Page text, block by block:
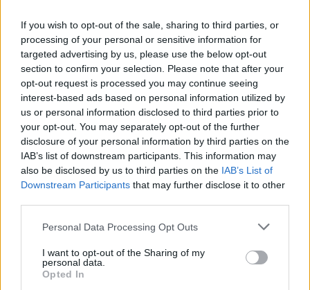
If you wish to opt-out of the sale, sharing to third parties, or
processing of your personal or sensitive information for
targeted advertising by us, please use the below opt-out
section to confirm your selection. Please note that after your
opt-out request is processed you may continue seeing
interest-based ads based on personal information utilized by
us or personal information disclosed to third parties prior to
your opt-out. You may separately opt-out of the further
disclosure of your personal information by third parties on the
IAB’s list of downstream participants. This information may
also be disclosed by us to third parties on the IAB’s List of
Downstream Participants that may further disclose it to other
Please note that this website/app uses one or more Google
not limited to your visit or usage behaviour. You may click to
grant or deny consent to Google and its third-party tags to
use your data for below specified purposes in below Google
Personal Data Processing Opt Outs
I want to opt-out of the Sharing of my
personal data.
Opted In
VAGY